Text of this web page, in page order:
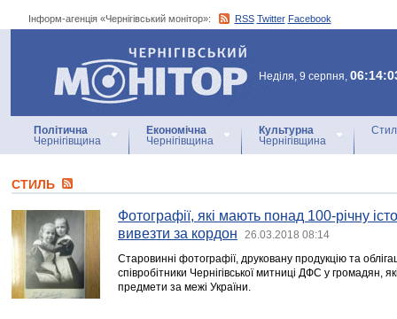
Інформ-агенція «Чернігівський монітор»: RSS Twitter Facebook
Інформ-агенція
«Чернігівський монітор»
Неділя, 9 серпня,
Політична
Чернігівщина
Економічна
Чернігівщина
Культурна
Чернігівщина
СТИЛЬ
Фотографії, які мають понад 100-річну
вивезти за кордон
26.03.2018 08:14
Старовинні фотографії, друковану продукцію та
співробітники Чернігівської митниці ДФС у громадян,
предмети за межі України.